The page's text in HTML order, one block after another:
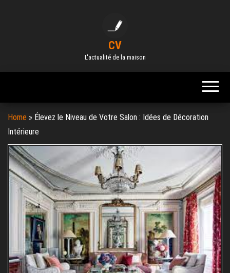
CV
L'actualité de la maison
Home » Élevez le Niveau de Votre Salon : Idées de Décoration
Intérieure